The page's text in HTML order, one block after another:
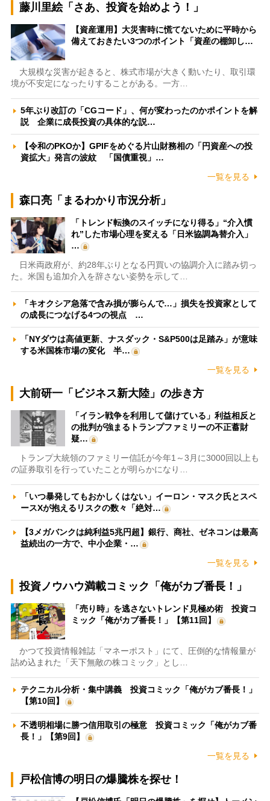
藤川里絵「さあ、投資を始めよう！」
【資産運用】大災害時に慌てないために平時から
備えておきたい3つのポイント「資産の棚卸し…
大規模な災害が起きると、株式市場が大きく動いたり、取引環
境が不安定になったりすることがある。一方…
5年ぶり改訂の「CGコード」、何が変わったのかポイントを解
説 企業に成長投資の具体的な説…
【令和のPKOか】GPIFをめぐる片山財務相の「円資産への投
資拡大」発言の波紋 「国債重視」…
一覧を見る
森口亮「まるわかり市況分析」
「トレンド転換のスイッチになり得る」“介入慣
れ”した市場心理を変える「日米協調為替介入」
…
日米両政府が、約28年ぶりとなる円買いの協調介入に踏み切っ
た。米国も追加介入を辞さない姿勢を示して…
「キオクシア急落で含み損が膨らんで…」損失を投資家として
の成長につなげる4つの視点 …
「NYダウは高値更新、ナスダック・S&P500は足踏み」が意味
する米国株市場の変化 半…
一覧を見る
大前研一「ビジネス新大陸」の歩き方
「イラン戦争を利用して儲けている」利益相反と
の批判が強まるトランプファミリーの不正蓄財
疑…
トランプ大統領のファミリー信託が今年1～3月に3000回以上も
の証券取引を行っていたことが明らかになり…
「いつ暴発してもおかしくはない」イーロン・マスク氏とスペ
ースXが抱えるリスクの数々「絶対…
【3メガバンクは純利益5兆円超】銀行、商社、ゼネコンは最高
益続出の一方で、中小企業・…
一覧を見る
投資ノウハウ満載コミック「俺がカブ番長！」
「売り時」を逃さないトレンド見極め術 投資コ
ミック「俺がカブ番長！」【第11回】
かつて投資情報雑誌「マネーポスト」にて、圧倒的な情報量が
詰め込まれた「天下無敵の株コミック」とし…
テクニカル分析・集中講義 投資コミック「俺がカブ番長！」
【第10回】
不透明相場に勝つ信用取引の極意 投資コミック「俺がカブ番
長！」【第9回】
一覧を見る
戸松信博の明日の爆騰株を探せ！